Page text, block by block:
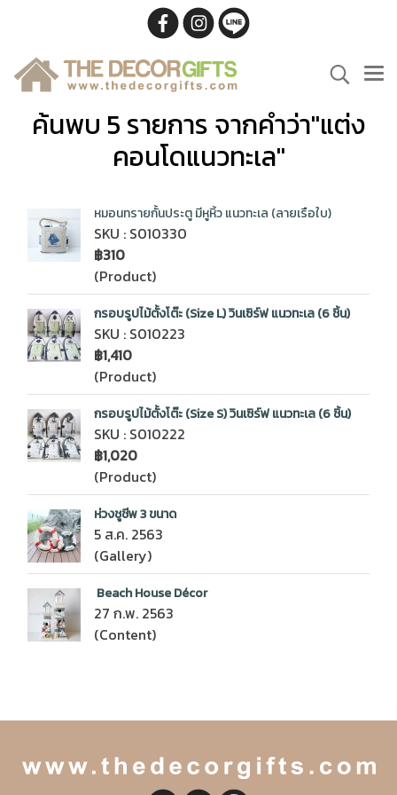
ค้นพบ 5 รายการ จากคำว่า"แต่ง
คอนโดแนวทะเล"
หมอนทรายกั้นประตู มีหูหิ้ว แนวทะเล (ลายเรือใบ)
SKU : S010330
฿310
(Product)
กรอบรูปไม้ตั้งโต๊ะ (Size L) วินเซิร์ฟ แนวทะเล (6 ชิ้น)
SKU : S010223
฿1,410
(Product)
กรอบรูปไม้ตั้งโต๊ะ (Size S) วินเซิร์ฟ แนวทะเล (6 ชิ้น)
SKU : S010222
฿1,020
(Product)
ห่วงชูชีพ 3 ขนาด
5 ส.ค. 2563
(Gallery)
Beach House Décor
27 ก.พ. 2563
(Content)